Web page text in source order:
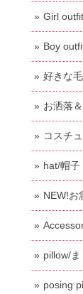
Girl
Boy
好きな
お洒落
コスチ
hat/帽子
NEW!お
pillow/ま
posing